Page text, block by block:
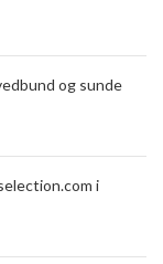
og sunde
i